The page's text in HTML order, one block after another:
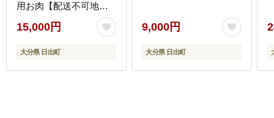
用お肉【配送不可地
域：離島】
15,000円
大分県 日出町
9,000円
大分県 日出町